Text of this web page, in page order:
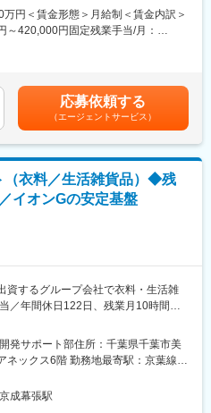
様々な技術
・保守技術
社のものづくり事業では、業務増加
りの現場を造り、支え、発展させて
ています。
平均で20時間のため、ワークライ
職率も低いのが特徴です。部門間で
ため、ご自身の強みの分野に集中し
が可能です。
ため、夜間や休日の急な呼び出しは
務
ソフトの新規営業、導入提案をして
の業務効率を上げるパッケージソフ
ムの導入提案
ターです。
介が多く、飛び込み営業は行なって
立ちできるようにじっくりと育てま
リングした後、社内で先輩社員が一
「IT の知識がない」という方も、ど
なりますので、簿記資格の知識を活
をしているが簿記の知識を活かした
円＜賃金形態＞月給制＜賃金内訳＞
～420,000円固定残業手当/月：
じて上下する可能性があります。月
表記です。
応募依頼する
（エージェントサービス）
（衣料／生活雑貨品）◆残
イオンGの安定基盤
資するグループ会社で衣料・生活雑
／年間休日122日、残業月10時間程
ープの各社で企画/設計する衣料品や
ンの繊維製品における商品開発を品
きます。
発サポート部住所：千葉県千葉市美
ックス6階 勤務地最寄駅：京葉線／
地内全面禁煙変更の範囲：会社の定
成幕張駅